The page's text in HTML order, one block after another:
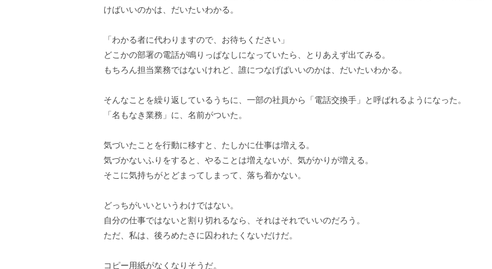
けばいいのかは、だいたいわかる。
「わかる者に代わりますので、お待ちください」
どこかの部署の電話が鳴りっぱなしになっていたら、とりあえず出てみる。
もちろん担当業務ではないけれど、誰につなげばいいのかは、だいたいわかる。
そんなことを繰り返しているうちに、一部の社員から「電話交換手」と呼ばれるようになった。
「名もなき業務」に、名前がついた。
気づいたことを行動に移すと、たしかに仕事は増える。
気づかないふりをすると、やることは増えないが、気がかりが増える。
そこに気持ちがとどまってしまって、落ち着かない。
どっちがいいというわけではない。
自分の仕事ではないと割り切れるなら、それはそれでいいのだろう。
ただ、私は、後ろめたさに囚われたくないだけだ。
コピー用紙がなくなりそうだ。